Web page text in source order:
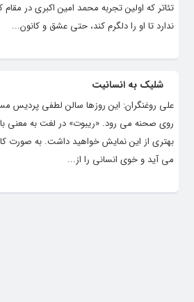
تئاتر که اولین تجربه محمد امین اکبری در
ندارد تا او را دلگرم کند، حتی عشق و کانون...
شلیک به انسانیت
روی صحنه می رود. «ریبوت» در لغت به معنی
بهتری از این نمایش خواهید داشت. به صورت
می آید و خوی انسانی را از...